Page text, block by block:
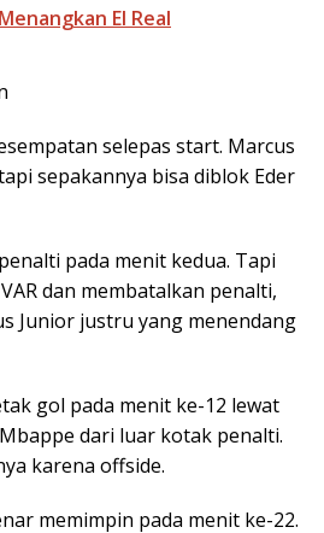
El Real
selepas start. Marcus
sepakannya bisa diblok Eder
pada menit kedua. Tapi
dan membatalkan penalti,
Junior justru yang menendang
gol pada menit ke-12 lewat
dari luar kotak penalti.
karena offside.
memimpin pada menit ke-22.